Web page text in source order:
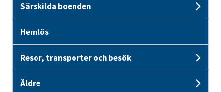
Särskilda boenden
Hemlös
Resor, transporter och besök
Äldre